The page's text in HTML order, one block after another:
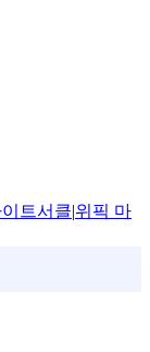
트서클|위픽 마